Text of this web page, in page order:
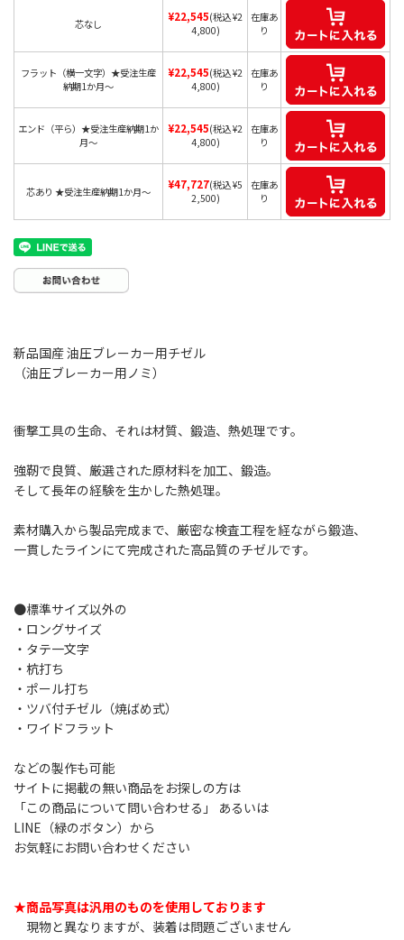
芯なし
¥22,545(税込 ¥2
4,800)
在庫あ
り
フラット（横一文字）★受注生産
納期1か月～
¥22,545(税込 ¥2
4,800)
在庫あ
り
エンド（平ら）★受注生産納期1か
月～
¥22,545(税込 ¥2
4,800)
在庫あ
り
芯あり ★受注生産納期1か月～
¥47,727(税込 ¥5
2,500)
在庫あ
り
新品国産 油圧ブレーカー用チゼル
（油圧ブレーカー用ノミ）
衝撃工具の生命、それは材質、鍛造、熱処理です。
強靭で良質、厳選された原材料を加工、鍛造。
そして長年の経験を生かした熱処理。
素材購入から製品完成まで、厳密な検査工程を経ながら鍛造、
一貫したラインにて完成された高品質のチゼルです。
●標準サイズ以外の
・ロングサイズ
・タテ一文字
・杭打ち
・ポール打ち
・ツバ付チゼル（焼ばめ式）
・ワイドフラット
などの製作も可能
サイトに掲載の無い商品をお探しの方は
「この商品について問い合わせる」 あるいは
LINE（緑のボタン）から
お気軽にお問い合わせください
★商品写真は汎用のものを使用しております
現物と異なりますが、装着は問題ございません